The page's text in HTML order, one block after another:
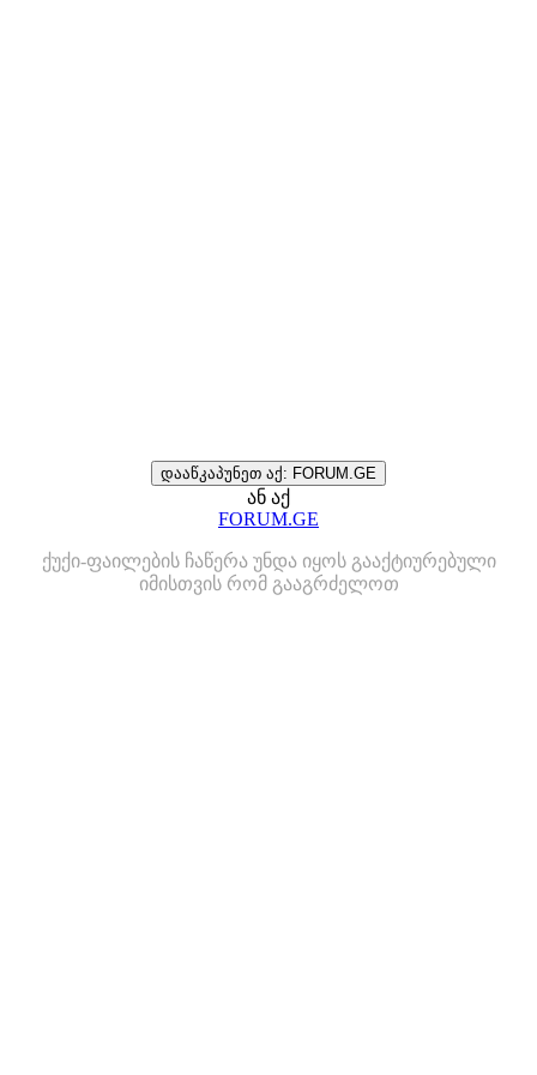
დააწკაპუნეთ აქ: FORUM.GE
ან აქ
FORUM.GE
ქუქი-ფაილების ჩაწერა უნდა იყოს გააქტიურებული
იმისთვის რომ გააგრძელოთ